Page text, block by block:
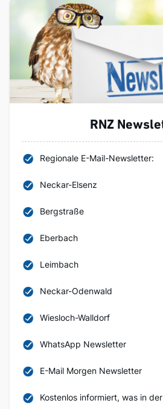
RNZ
Regionale E-Mail-Newsletter:
Neckar-Elsenz
Bergstraße
Eberbach
Leimbach
Neckar-Odenwald
Wiesloch-Walldorf
WhatsApp Newsletter
E-Mail Morgen Newsletter
Kostenlos